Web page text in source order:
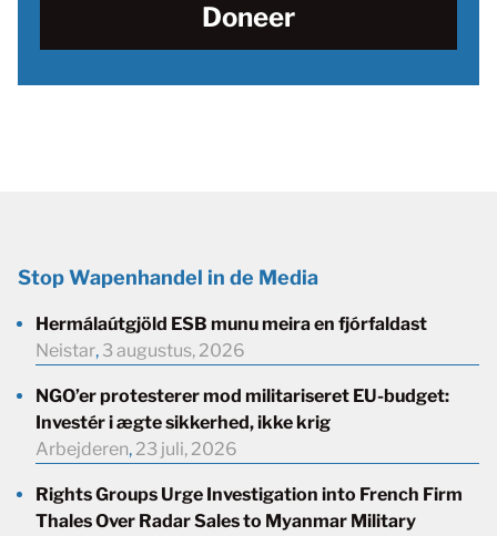
Doneer
Stop Wapenhandel in de Media
Hermálaútgjöld ESB munu meira en fjórfaldast
Neistar, 3 augustus, 2026
NGO’er protesterer mod militariseret EU-budget:
Investér i ægte sikkerhed, ikke krig
Arbejderen, 23 juli, 2026
Rights Groups Urge Investigation into French Firm
Thales Over Radar Sales to Myanmar Military